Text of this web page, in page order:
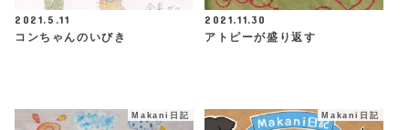
2021.5.11
コンちゃんのいびき
2021.11.30
アトピーが盛り返す
Makani日記 Makani日記